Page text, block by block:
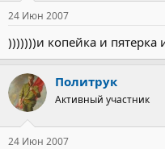
24 Июн 2007
)))))))и копейка и пятерка
Политрук
Активный участник
24 Июн 2007